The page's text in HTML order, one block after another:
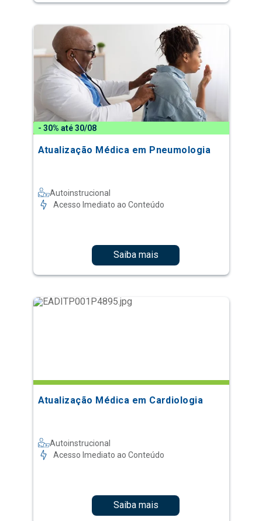
- 30% até 30/08
Atualização Médica em Pneumologia
Autoinstrucional
Acesso Imediato ao Conteúdo
Saiba mais
Atualização Médica em Cardiologia
Autoinstrucional
Acesso Imediato ao Conteúdo
Saiba mais